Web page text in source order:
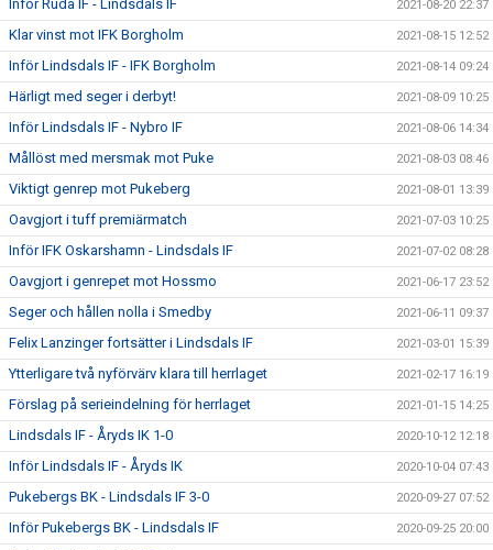
Inför Ruda IF - Lindsdals IF 2021-08-20 22:37
Klar vinst mot IFK Borgholm 2021-08-15 12:52
Inför Lindsdals IF - IFK Borgholm 2021-08-14 09:24
Härligt med seger i derbyt! 2021-08-09 10:25
Inför Lindsdals IF - Nybro IF 2021-08-06 14:34
Mållöst med mersmak mot Puke 2021-08-03 08:46
Viktigt genrep mot Pukeberg 2021-08-01 13:39
Oavgjort i tuff premiärmatch 2021-07-03 10:25
Inför IFK Oskarshamn - Lindsdals IF 2021-07-02 08:28
Oavgjort i genrepet mot Hossmo 2021-06-17 23:52
Seger och hållen nolla i Smedby 2021-06-11 09:37
Felix Lanzinger fortsätter i Lindsdals IF 2021-03-01 15:39
Ytterligare två nyförvärv klara till herrlaget 2021-02-17 16:19
Förslag på serieindelning för herrlaget 2021-01-15 14:25
Lindsdals IF - Åryds IK 1-0 2020-10-12 12:18
Inför Lindsdals IF - Åryds IK 2020-10-04 07:43
Pukebergs BK - Lindsdals IF 3-0 2020-09-27 07:52
Inför Pukebergs BK - Lindsdals IF 2020-09-25 20:00